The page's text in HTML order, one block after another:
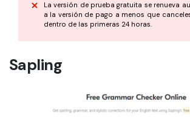
La versión de prueba gratuita se renueva
a la versión de pago a menos que
dentro de las primeras 24 horas.
Sapling